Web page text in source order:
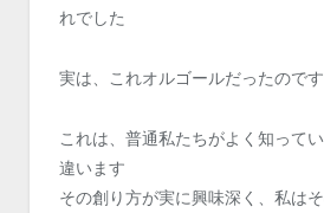
れでした
実は、これオルゴールだったのです
これは、普通私たちがよく知って
違います
その創り方が実に興味深く、私は